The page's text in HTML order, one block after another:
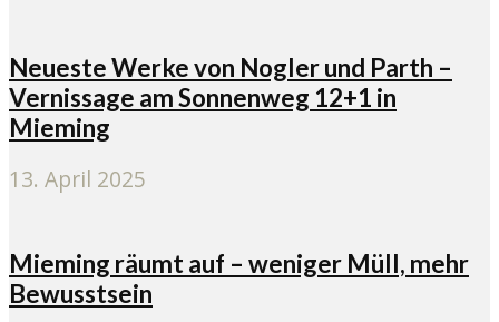
Neueste Werke von Nogler und Parth –
Vernissage am Sonnenweg 12+1 in
Mieming
13. April 2025
Mieming räumt auf – weniger Müll, mehr
Bewusstsein